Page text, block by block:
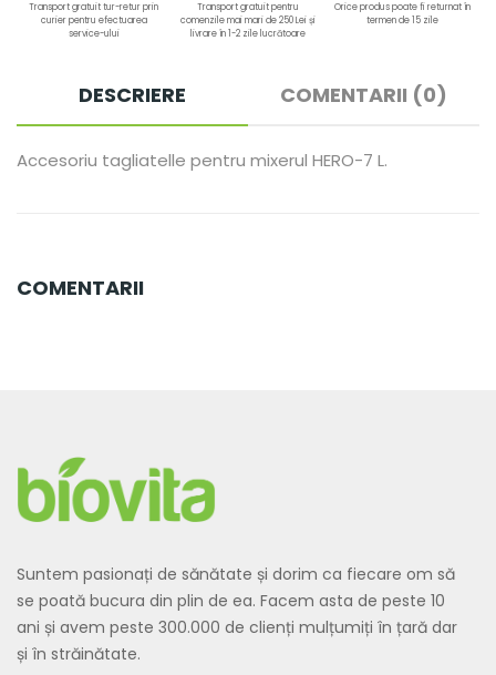
Transport gratuit tur-retur prin
curier pentru efectuarea
service-ului
Transport gratuit pentru
comenzile mai mari de 250 Lei și
livrare în 1-2 zile lucrătoare
Orice produs poate fi returnat în
termen de 15 zile
DESCRIERE COMENTARII (0)
Accesoriu tagliatelle pentru mixerul HERO-7 L.
COMENTARII
Suntem pasionați de sănătate și dorim ca fiecare om să
se poată bucura din plin de ea. Facem asta de peste 10
ani și avem peste 300.000 de clienți mulțumiți în țară dar
și în străinătate.